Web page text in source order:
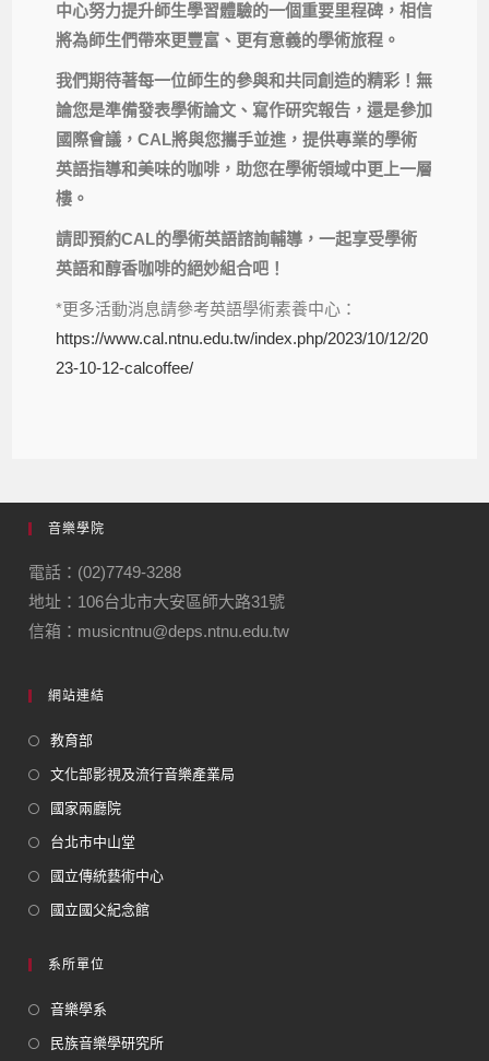
中心努力提升師生學習體驗的一個重要里程碑，相信
將為師生們帶來更豐富、更有意義的學術旅程。
我們期待著每一位師生的參與和共同創造的精彩！無
論您是準備發表學術論文、寫作研究報告，還是參加
國際會議，CAL將與您攜手並進，提供專業的學術
英語指導和美味的咖啡，助您在學術領域中更上一層
樓。
請即預約CAL的學術英語諮詢輔導，一起享受學術
英語和醇香咖啡的絕妙組合吧！
*更多活動消息請參考英語學術素養中心：
https://www.cal.ntnu.edu.tw/index.php/2023/10/12/20
23-10-12-calcoffee/
音樂學院
電話：(02)7749-3288
地址：106台北市大安區師大路31號
信箱：musicntnu@deps.ntnu.edu.tw
網站連結
教育部
文化部影視及流行音樂產業局
國家兩廳院
台北市中山堂
國立傳統藝術中心
國立國父紀念館
系所單位
音樂學系
民族音樂學研究所